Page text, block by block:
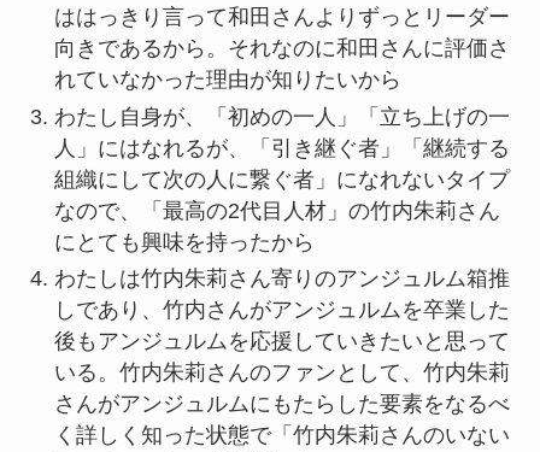
ははっきり言って和田さんよりずっとリーダー
向きであるから。それなのに和田さんに評価さ
れていなかった理由が知りたいから
わたし自身が、「初めの一人」「立ち上げの一
人」にはなれるが、「引き継ぐ者」「継続する
組織にして次の人に繋ぐ者」になれないタイプ
なので、「最高の2代目人材」の竹内朱莉さん
にとても興味を持ったから
わたしは竹内朱莉さん寄りのアンジュルム箱推
しであり、竹内さんがアンジュルムを卒業した
後もアンジュルムを応援していきたいと思って
いる。竹内朱莉さんのファンとして、竹内朱莉
さんがアンジュルムにもたらした要素をなるべ
く詳しく知った状態で「竹内朱莉さんのいない